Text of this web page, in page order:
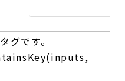
グです。